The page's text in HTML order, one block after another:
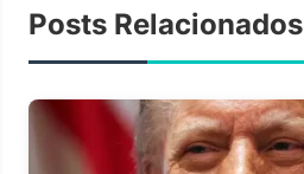
Posts Relacionados